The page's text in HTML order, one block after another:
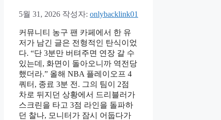
5월 31, 2026 작성자: onlybacklink01
커뮤니티 농구 팬 카페에서 한 유
저가 남긴 글은 전형적인 탄식이었
다. “단 3분만 버텨주면 연장 갈 수
있는데, 화면이 돌아오니까 역전당
했더라.” 올해 NBA 플레이오프 4
쿼터, 종료 3분 전. 그의 팀이 2점
차로 뒤지던 상황에서 드리블러가
스크린을 타고 3점 라인을 돌파하
던 찰나, 모니터가 잠시 어둡다가